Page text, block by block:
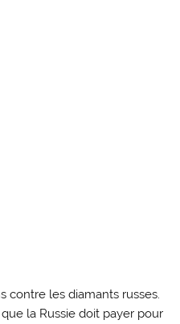
contre les diamants russes.
la Russie doit payer pour